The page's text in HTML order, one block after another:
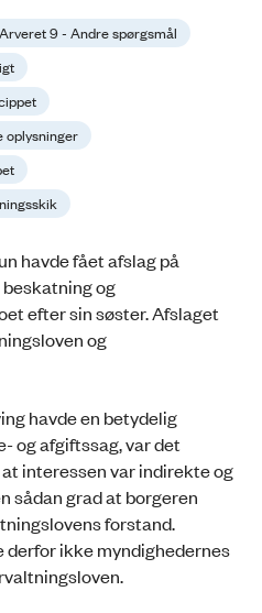
Arveret 9 - Andre spørgsmål
oplysninger
havde fået afslag på
og
efter sin søster. Afslaget
og
havde en betydelig
og afgiftssag, var det
interessen var indirekte og
sådan grad at borgeren
forstand.
ikke myndighedernes